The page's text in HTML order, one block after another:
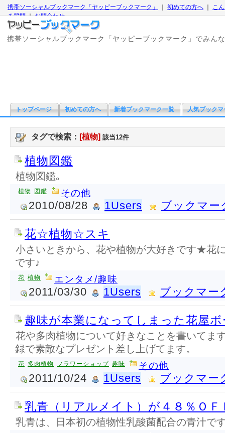
携帯ソーシャルブックマーク「ヤッピーブックマーク」 初めての方へ
こ
る質問｜お問合わせ
携帯ソーシャルブックマーク「ヤッピーブックマーク」でみん
トップページ 初めての方へ 新着ブックマーク一覧 人気ブックマ
タグで検索： [植物] 該当12件
植物図鑑
植物図鑑｡
植物 図鑑 その他
2010/08/28 1Users ブックマー
花☆植物☆スキ
小さいときから、花や植物が大好きです★花
です♪
花 植物 エンタメ/趣味
2011/03/30 1Users ブックマー
趣味が本業になってしまった花屋
花や多肉植物について好きなことを書いてま
録で素敵なプレゼント差し上げてます。
花 多肉植物 フラワーショップ 趣味 その他
2011/10/24 1Users ブックマー
乳青（リアルメイト）が４８％ＯＦ
乳青は、日本初の植物性乳酸菌配合の青汁で